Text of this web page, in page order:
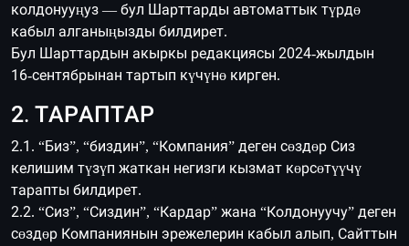
колдонууңуз — бул Шарттарды автоматтык түрдө
кабыл алганыңызды билдирет.
Бул Шарттардын акыркы редакциясы 2024-жылдын
16-сентябрынан тартып күчүнө кирген.
2. ТАРАПТАР
2.1. “Биз”, “биздин”, “Компания” деген сөздөр Сиз
келишим түзүп жаткан негизги кызмат көрсөтүүчү
тарапты билдирет.
2.2. “Сиз”, “Сиздин”, “Кардар” жана “Колдонуучу” деген
сөздөр Компаниянын эрежелерин кабыл алып, Сайттын